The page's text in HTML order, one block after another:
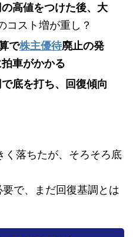
高値をつけた後、大
スト増が重し？
で株主優待廃止の発
車がかかる
底を打ち、回復傾向
く落ちたが、そろそろ底
で、まだ回復基調とは